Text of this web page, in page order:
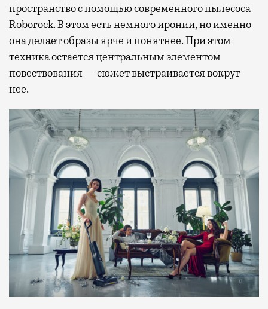
пространство с помощью современного пылесоса
Roborock. В этом есть немного иронии, но именно
она делает образы ярче и понятнее. При этом
техника остается центральным элементом
повествования — сюжет выстраивается вокруг
нее.